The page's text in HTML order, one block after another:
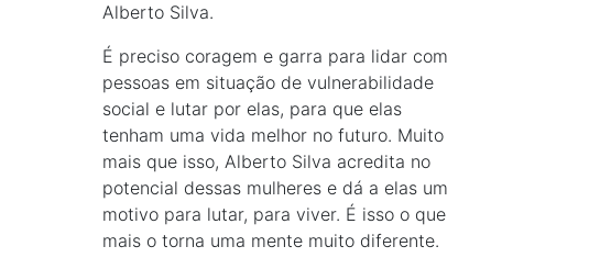
Alberto Silva.
É preciso coragem e garra para lidar com
pessoas em situação de vulnerabilidade
social e lutar por elas, para que elas
tenham uma vida melhor no futuro. Muito
mais que isso, Alberto Silva acredita no
potencial dessas mulheres e dá a elas um
motivo para lutar, para viver. É isso o que
mais o torna uma mente muito diferente.